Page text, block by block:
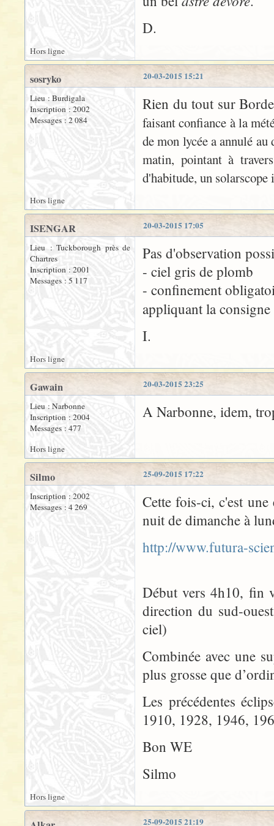
D.
Hors ligne
20-03-2015 15:21
sosryko
Lieu : Burdigala
Inscription : 2002
Messages : 2 084
Rien du tout sur
faisant confiance à la
de mon lycée a annulé
matin, pointant à
d'habitude, un
Hors ligne
20-03-2015 17:05
ISENGAR
Lieu : Tuckborough près de
Chartres
Inscription : 2001
Messages : 5 117
Pas d'observation
- ciel gris de plomb
- confinement
appliquant la consigne
I.
Hors ligne
20-03-2015 23:25
Gawain
Lieu : Narbonne
Inscription : 2004
Messages : 477
A Narbonne, idem,
Hors ligne
25-09-2015 17:22
Silmo
Inscription : 2002
Messages : 4 269
Cette fois-ci, c'est
nuit de dimanche à
http://www.futura-
Début vers 4h10, fin
direction du sud-
ciel)
Combinée avec une
plus grosse que
Les précédentes
1910, 1928, 1946,
Bon WE
Silmo
Hors ligne
25-09-2015 21:19